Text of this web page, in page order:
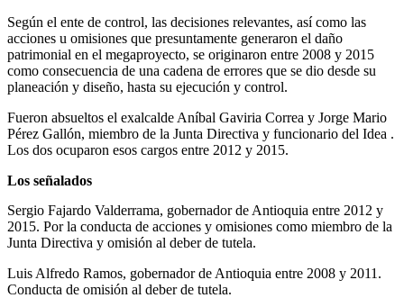
Según el ente de control, las decisiones relevantes, así como las
acciones u omisiones que presuntamente generaron el daño
patrimonial en el megaproyecto, se originaron entre 2008 y 2015
como consecuencia de una cadena de errores que se dio desde su
planeación y diseño, hasta su ejecución y control.
Fueron absueltos el exalcalde Aníbal Gaviria Correa y Jorge Mario
Pérez Gallón, miembro de la Junta Directiva y funcionario del Idea .
Los dos ocuparon esos cargos entre 2012 y 2015.
Los señalados
Sergio Fajardo Valderrama, gobernador de Antioquia entre 2012 y
2015. Por la conducta de acciones y omisiones como miembro de la
Junta Directiva y omisión al deber de tutela.
Luis Alfredo Ramos, gobernador de Antioquia entre 2008 y 2011.
Conducta de omisión al deber de tutela.